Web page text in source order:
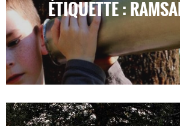
ÉTIQUETTE :